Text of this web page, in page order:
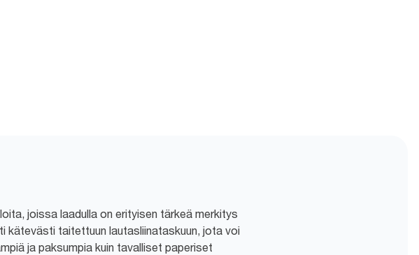
joissa laadulla on erityisen tärkeä merkitys
kätevästi taitettuun lautasliinataskuun, jota voi
ja paksumpia kuin tavalliset paperiset